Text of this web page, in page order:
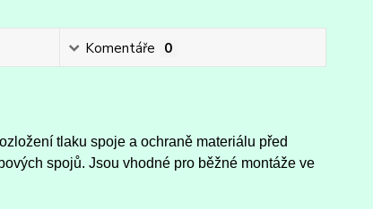
Komentáře 0
tlaku spoje a ochraně materiálu před
spojů. Jsou vhodné pro běžné montáže ve